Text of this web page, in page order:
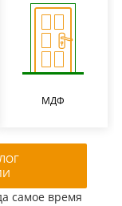
МДФ
самое время